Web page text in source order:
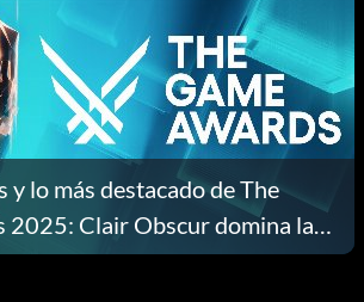
y lo más destacado de The
2025: Clair Obscur domina la